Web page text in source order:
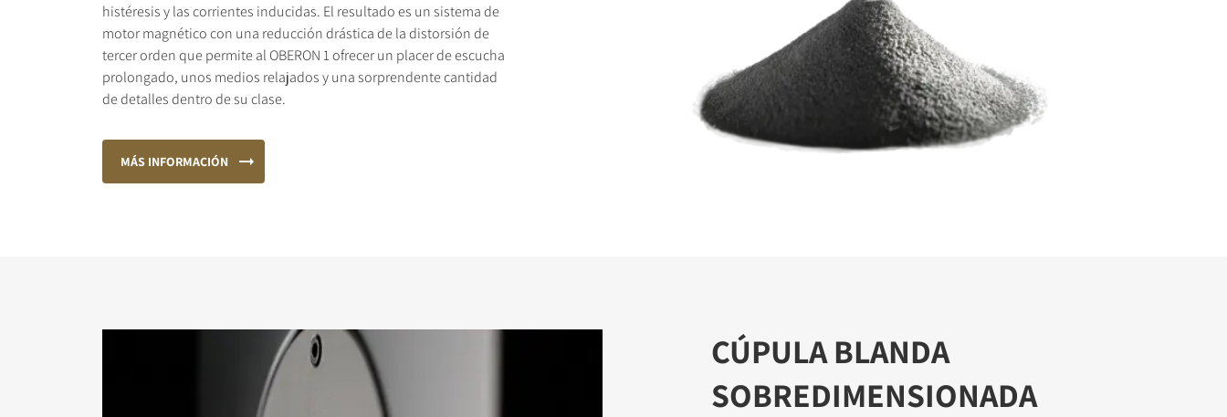
histéresis y las corrientes inducidas. El resultado es un sistema de
motor magnético con una reducción drástica de la distorsión de
tercer orden que permite al OBERON 1 ofrecer un placer de escucha
prolongado, unos medios relajados y una sorprendente cantidad
de detalles dentro de su clase.
MÁS INFORMACIÓN
CÚPULA BLANDA
SOBREDIMENSIONADA